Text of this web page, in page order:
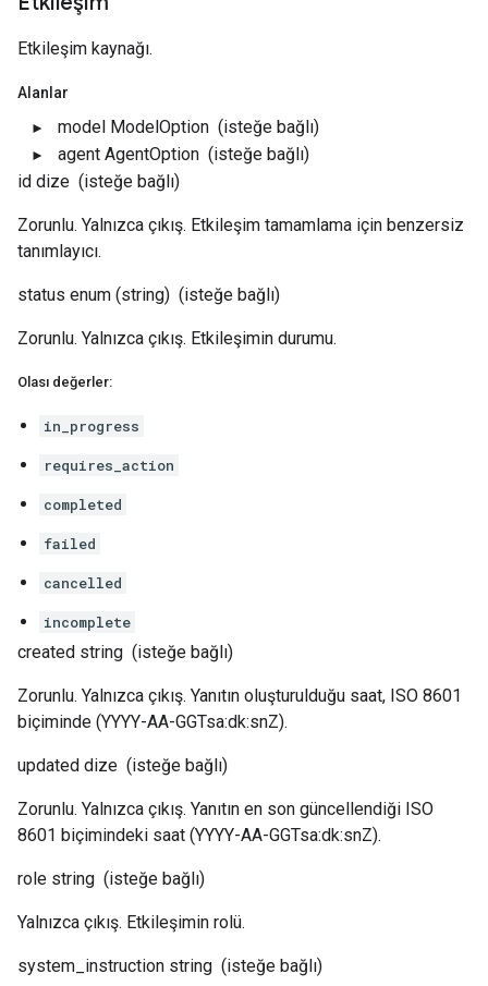
Etkileşim kaynağı.
Alanlar
model ModelOption (isteğe bağlı)
agent AgentOption (isteğe bağlı)
id dize (isteğe bağlı)
Zorunlu. Yalnızca çıkış. Etkileşim tamamlama için benzersiz
tanımlayıcı.
status enum (string) (isteğe bağlı)
Zorunlu. Yalnızca çıkış. Etkileşimin durumu.
Olası değerler:
in_progress
requires_action
completed
failed
cancelled
incomplete
created string (isteğe bağlı)
Zorunlu. Yalnızca çıkış. Yanıtın oluşturulduğu saat, ISO 8601
biçiminde (YYYY-AA-GGTsa:dk:snZ).
updated dize (isteğe bağlı)
Zorunlu. Yalnızca çıkış. Yanıtın en son güncellendiği ISO
8601 biçimindeki saat (YYYY-AA-GGTsa:dk:snZ).
role string (isteğe bağlı)
Yalnızca çıkış. Etkileşimin rolü.
system_instruction string (isteğe bağlı)